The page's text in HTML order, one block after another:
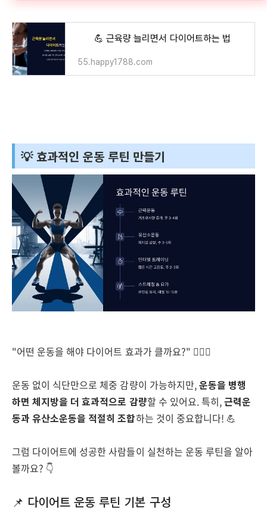
💪 근육량 늘리면서 다이어트하는 법
55.happy1788.com
💡 효과적인 운동 루틴 만들기
"어떤 운동을 해야 다이어트 효과가 클까요?" 🏋️‍♂️🔥
운동 없이 식단만으로 체중 감량이 가능하지만,운동을 병행
하면 체지방을 더 효과적으로 감량할 수 있어요. 특히,근력운
동과 유산소운동을 적절히 조합하는 것이 중요합니다! 💪
그럼 다이어트에 성공한 사람들이 실천하는 운동 루틴을 알아
볼까요? 👇
📌 다이어트 운동 루틴 기본 구성